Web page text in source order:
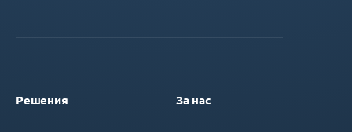
Решения За нас